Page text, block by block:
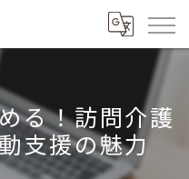
る！訪問介護
支援の魅力